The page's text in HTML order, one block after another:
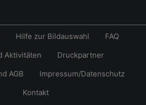
Hilfe zur Bildauswahl
FAQ
Aktivitäten
Druckpartner
AGB
Impressum/Datenschutz
Kontakt